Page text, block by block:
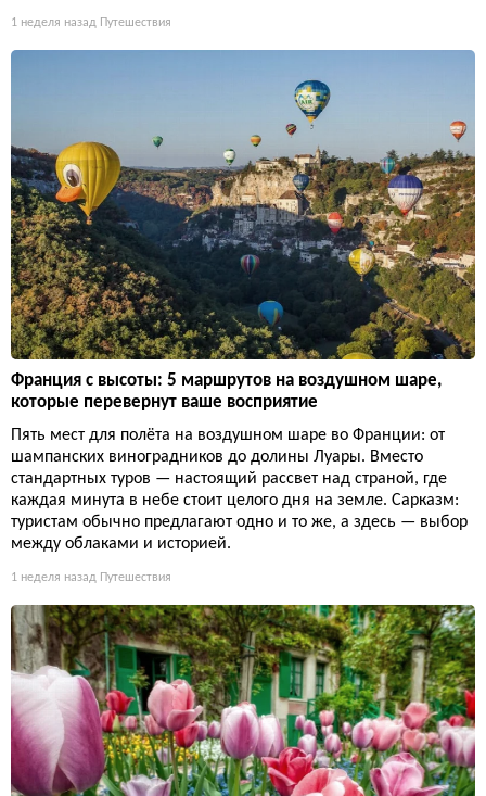
1 неделя назад Путешествия
Франция с высоты: 5 маршрутов на воздушном шаре,
которые перевернут ваше восприятие
Пять мест для полёта на воздушном шаре во Франции: от
шампанских виноградников до долины Луары. Вместо
стандартных туров — настоящий рассвет над страной, где
каждая минута в небе стоит целого дня на земле. Сарказм:
туристам обычно предлагают одно и то же, а здесь — выбор
между облаками и историей.
1 неделя назад Путешествия